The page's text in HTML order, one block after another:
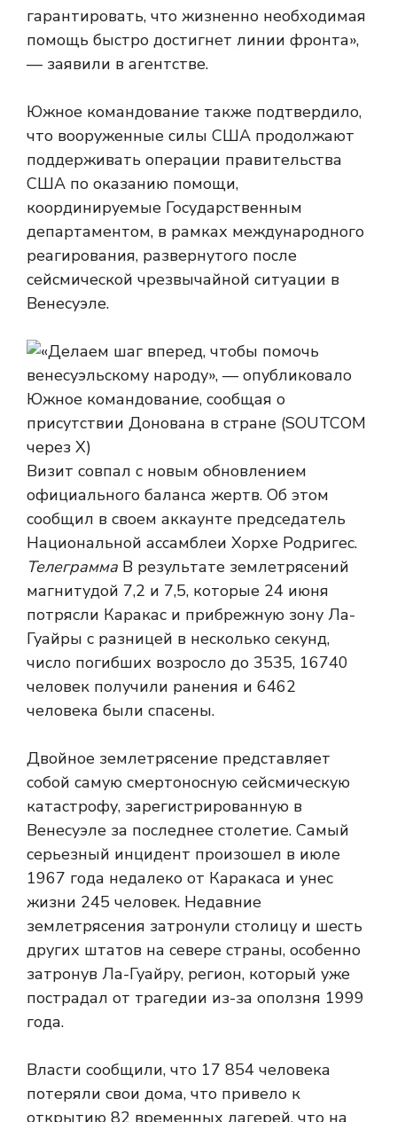
гарантировать, что жизненно необходимая
помощь быстро достигнет линии фронта»,
— заявили в агентстве.
Южное командование также подтвердило,
что вооруженные силы США продолжают
поддерживать операции правительства
США по оказанию помощи,
координируемые Государственным
департаментом, в рамках международного
реагирования, развернутого после
сейсмической чрезвычайной ситуации в
Венесуэле.
Визит совпал с новым обновлением
официального баланса жертв. Об этом
сообщил в своем аккаунте председатель
Национальной ассамблеи Хорхе Родригес.
Телеграмма В результате землетрясений
магнитудой 7,2 и 7,5, которые 24 июня
потрясли Каракас и прибрежную зону Ла-
Гуайры с разницей в несколько секунд,
число погибших возросло до 3535, 16740
человек получили ранения и 6462
человека были спасены.
Двойное землетрясение представляет
собой самую смертоносную сейсмическую
катастрофу, зарегистрированную в
Венесуэле за последнее столетие. Самый
серьезный инцидент произошел в июле
1967 года недалеко от Каракаса и унес
жизни 245 человек. Недавние
землетрясения затронули столицу и шесть
других штатов на севере страны, особенно
затронув Ла-Гуайру, регион, который уже
пострадал от трагедии из-за оползня 1999
года.
Власти сообщили, что 17 854 человека
потеряли свои дома, что привело к
открытию 82 временных лагерей, что на